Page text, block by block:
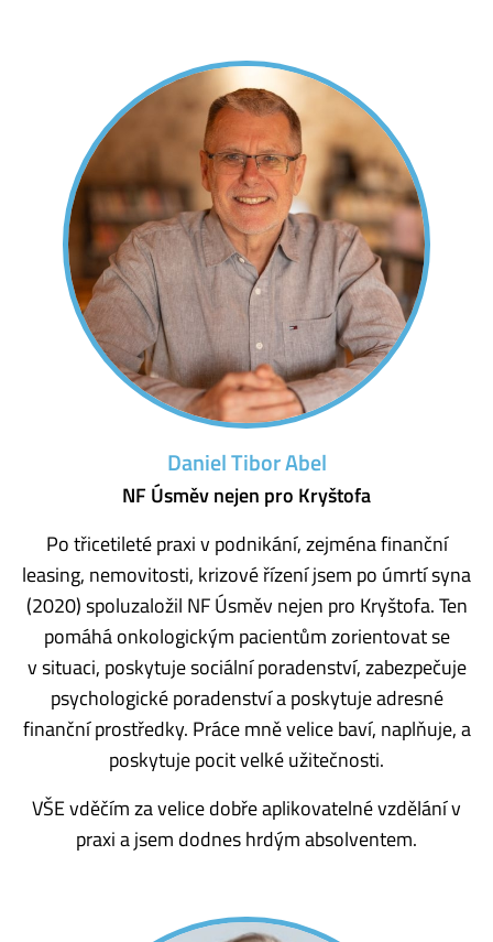
Daniel Tibor Abel
NF Úsměv nejen pro Kryštofa
Po třicetileté praxi v podnikání, zejména finanční
leasing, nemovitosti, krizové řízení jsem po úmrtí syna
(2020) spoluzaložil NF Úsměv nejen pro Kryštofa. Ten
pomáhá onkologickým pacientům zorientovat se
v situaci, poskytuje sociální poradenství, zabezpečuje
psychologické poradenství a poskytuje adresné
finanční prostředky. Práce mně velice baví, naplňuje, a
poskytuje pocit velké užitečnosti.
VŠE vděčím za velice dobře aplikovatelné vzdělání v
praxi a jsem dodnes hrdým absolventem.